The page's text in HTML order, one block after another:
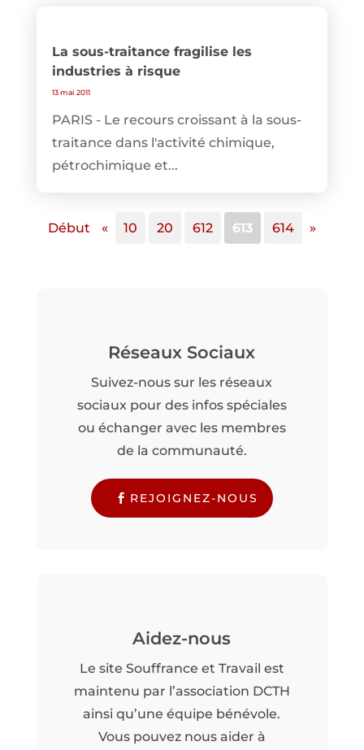
La sous-traitance fragilise les
industries à risque
13 mai 2011
PARIS - Le recours croissant à la sous-
traitance dans l'activité chimique,
pétrochimique et...
Début « 10 20 612 613 614 »
Réseaux Sociaux
Suivez-nous sur les réseaux
sociaux pour des infos spéciales
ou échanger avec les membres
de la communauté.
REJOIGNEZ-NOUS
Aidez-nous
Le site Souffrance et Travail est
maintenu par l’association DCTH
ainsi qu’une équipe bénévole.
Vous pouvez nous aider à